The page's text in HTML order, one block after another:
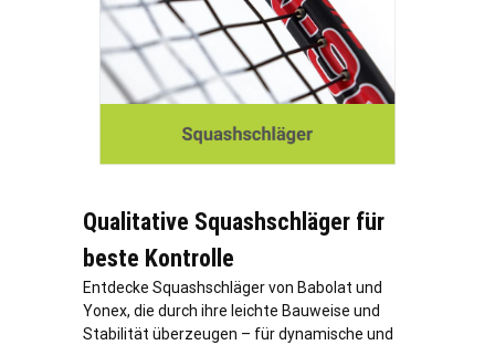
Qualitative Squashschläger für
beste Kontrolle
Entdecke Squashschläger von Babolat und
Yonex, die durch ihre leichte Bauweise und
Stabilität überzeugen – für dynamische und